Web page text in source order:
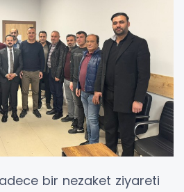
bir nezaket ziyareti